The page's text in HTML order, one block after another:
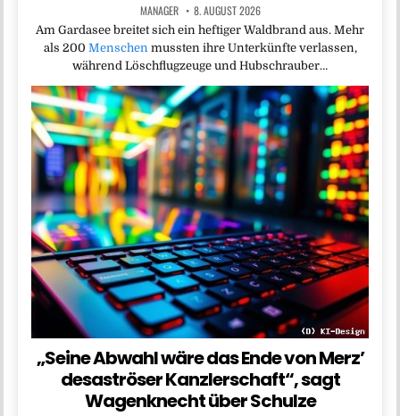
MANAGER 8. AUGUST 2026
Am Gardasee breitet sich ein heftiger Waldbrand aus. Mehr
als 200 Menschenmussten ihre Unterkünfte verlassen,
während Löschflugzeuge und Hubschrauber…
„Seine Abwahl wäre das Ende von Merz’
desaströser Kanzlerschaft“, sagt
Wagenknecht über Schulze